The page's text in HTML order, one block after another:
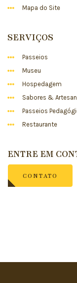
Mapa do Site
SERVIÇOS
Passeios
Museu
Hospedagem
Sabores &
Passeios
Restaurante
ENTRE EM
CONTATO